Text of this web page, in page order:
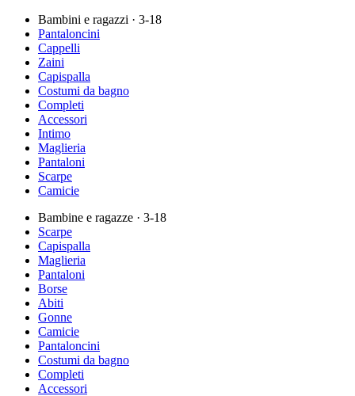
Bambini e ragazzi · 3-18
Pantaloncini
Cappelli
Zaini
Capispalla
Costumi da bagno
Completi
Accessori
Intimo
Maglieria
Pantaloni
Scarpe
Camicie
Bambine e ragazze · 3-18
Scarpe
Capispalla
Maglieria
Pantaloni
Borse
Abiti
Gonne
Camicie
Pantaloncini
Costumi da bagno
Completi
Accessori